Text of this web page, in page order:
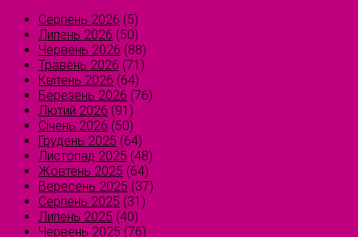
Серпень 2026 (5)
Липень 2026 (50)
Червень 2026 (88)
Травень 2026 (71)
Квітень 2026 (64)
Березень 2026 (76)
Лютий 2026 (91)
Січень 2026 (50)
Грудень 2025 (64)
Листопад 2025 (48)
Жовтень 2025 (64)
Вересень 2025 (37)
Серпень 2025 (31)
Липень 2025 (40)
Червень 2025 (76)